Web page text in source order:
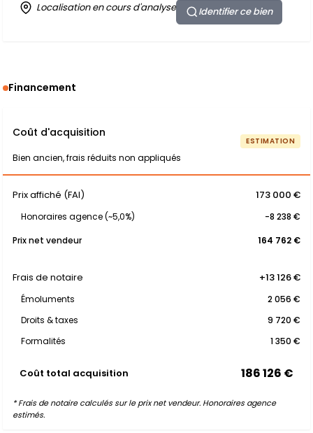
Localisation en cours d'analyse Identifier ce bien
Financement
Coût d'acquisition
Bien ancien, frais réduits non appliqués
ESTIMATION
Prix affiché (FAI) 173 000 €
Honoraires agence (~5,0%)
-8 238 €
Prix net vendeur
164 762 €
Frais de notaire +13 126 €
Émoluments
2 056 €
Droits & taxes
9 720 €
Formalités
1 350 €
Coût total acquisition 186 126 €
* Frais de notaire calculés sur le prix net vendeur. Honoraires agence
estimés.